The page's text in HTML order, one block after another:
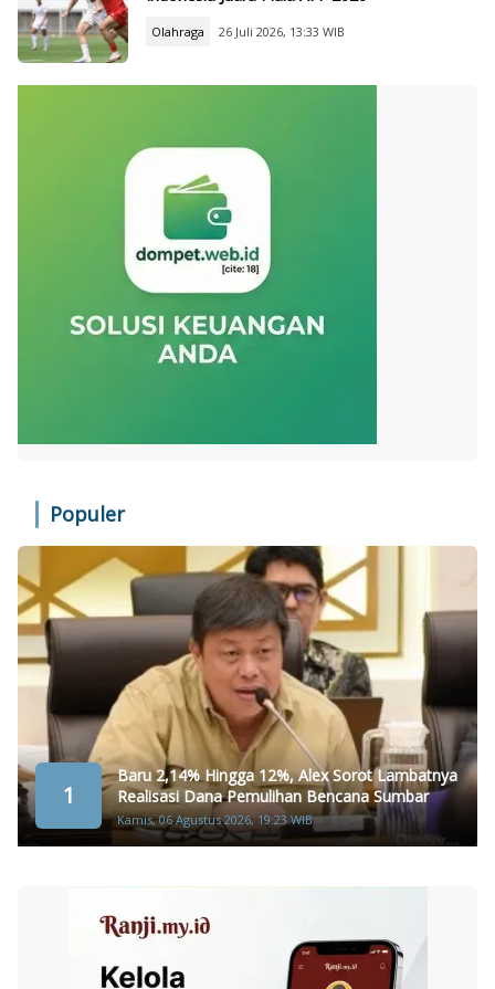
Olahraga 26 Juli 2026, 13:33 WIB
Populer
1
Baru 2,14% Hingga 12%, Alex Sorot Lambatnya
Realisasi Dana Pemulihan Bencana Sumbar
Kamis, 06 Agustus 2026, 19:23 WIB